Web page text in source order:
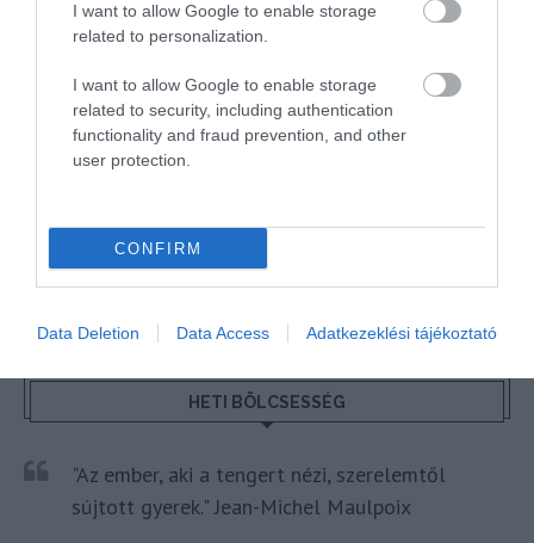
I want to allow Google to enable storage
related to personalization.
I want to allow Google to enable storage
related to security, including authentication
functionality and fraud prevention, and other
user protection.
CONFIRM
Data Deletion Data Access Adatkezeklési tájékoztató
Megosztás
Kérem nap végén az aznapi friss cikkeket!
HÍREK MAGYARORSZÁG
HETI BÖLCSESSÉG
"Az ember, aki a tengert nézi, szerelemtől
sújtott gyerek." Jean-Michel Maulpoix